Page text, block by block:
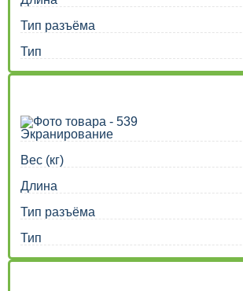
Тип разъёма
Тип
Экранирование
Вес (кг)
Длина
Тип разъёма
Тип